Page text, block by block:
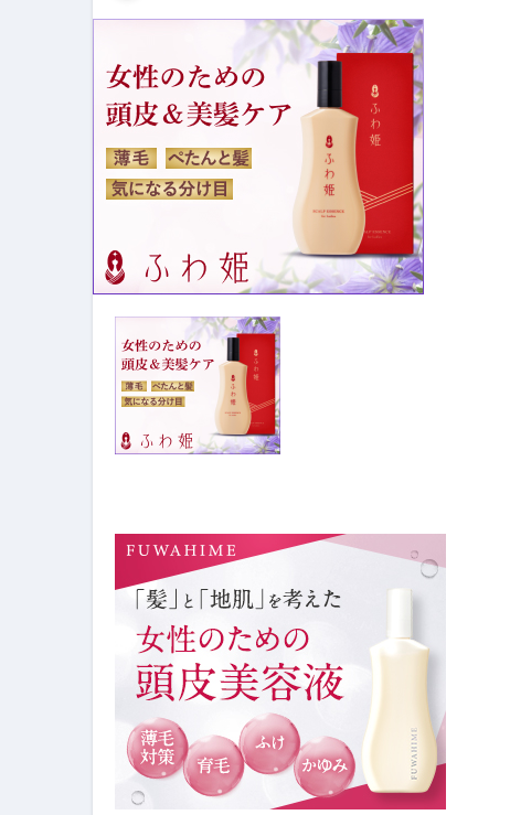
金融ブラックでも毎日「ビット
【輸入消費税】輸入に消費税はか
この動画は国にすぐ消されます
意外にありえる？日経平均
アフィリエイト【稼げるキーワ
【必見】融資受けるなら”コレ”を
弁護士が教える「投資詐欺」に
【PR】フリーランス必見！入金
【2023年最新】金融ブラックで
個人事業主は銀行から融資を受
【超高騰】爆上がりしたビット
Q：借りた借金を返さなくていい
【必見】もう営業電話は怖くない
フリーランス・個人事業主におす
自己破産中に絶対にしてはダメな
自己破産にまつわるよくある勘違